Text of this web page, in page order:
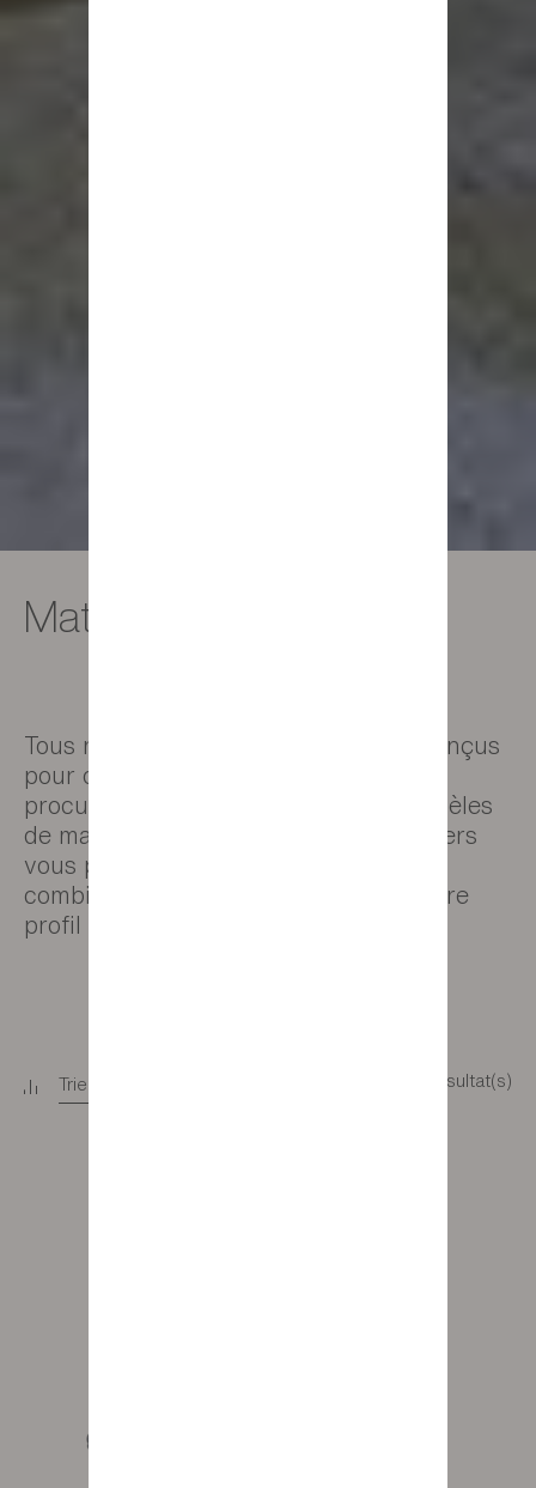
Matelas et sommiers
Tous nos matelas et sommiers sont conçus
pour optimiser votre sommeil et vous
procurer un bien-être absolu. Six modèles
de matelas et trois modèles de sommiers
vous permettent de sélectionner la
combinaison idéale en fonction de votre
profil et vos préférences.
Trier 12 résultat(s)